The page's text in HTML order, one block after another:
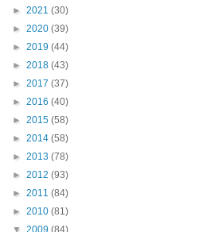
► 2021 (30)
► 2020 (39)
► 2019 (44)
► 2018 (43)
► 2017 (37)
► 2016 (40)
► 2015 (58)
► 2014 (58)
► 2013 (78)
► 2012 (93)
► 2011 (84)
► 2010 (81)
▼ 2009 (84)